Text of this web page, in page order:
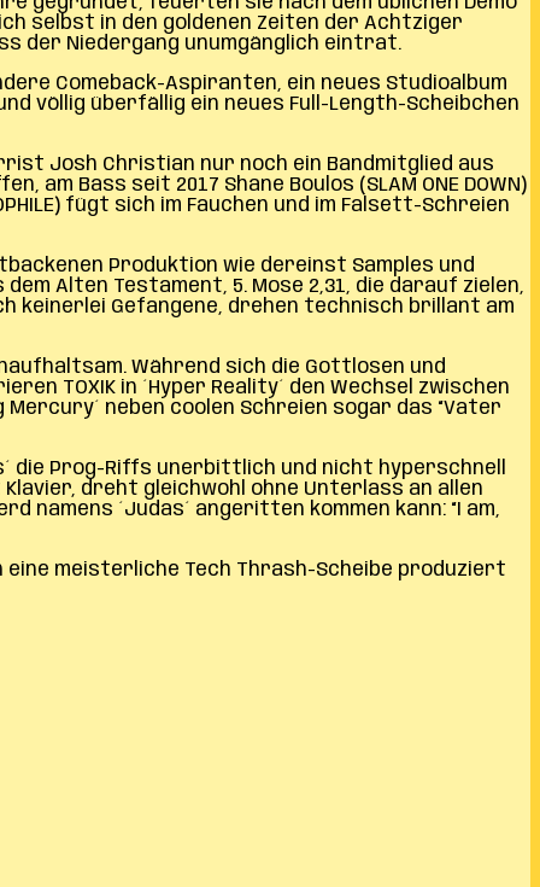
selbst in den goldenen Zeiten der Achtziger
der Niedergang unumgänglich eintrat.
Comeback-Aspiranten, ein neues Studioalbum
völlig überfällig ein neues Full-Length-Scheibchen
Josh Christian nur noch ein Bandmitglied aus
Bass seit 2017 Shane Boulos (SLAM ONE DOWN)
fügt sich im Fauchen und im Falsett-Schreien
Produktion wie dereinst Samples und
Alten Testament, 5. Mose 2,31, die darauf zielen,
keinerlei Gefangene, drehen technisch brillant am
Während sich die Gottlosen und
TOXIK in ´Hyper Reality´ den Wechsel zwischen
neben coolen Schreien sogar das “Vater
die Prog-Riffs unerbittlich und nicht hyperschnell
dreht gleichwohl ohne Unterlass an allen
´Judas´ angeritten kommen kann: “I am,
eine meisterliche Tech Thrash-Scheibe produziert